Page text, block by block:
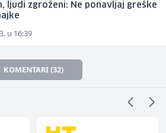
ljudi zgroženi: Ne ponavljaj greške
u 16:39
KOMENTARI (32)